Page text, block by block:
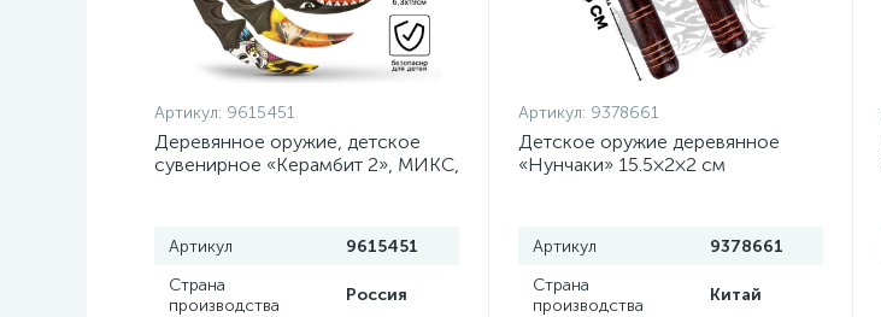
Артикул: 9615451
Деревянное оружие, детское
сувенирное «Керамбит 2», МИКС,
Артикул
9615451
Страна
производства
Россия
Артикул: 9378661
Детское оружие деревянное
«Нунчаки» 15.5×2×2 см
Артикул
9378661
Страна
производства
Китай